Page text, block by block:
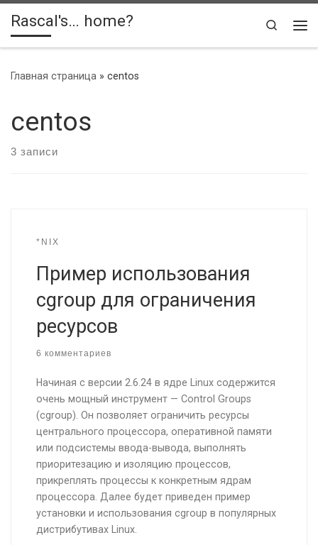
Skip to content
Rascal's… home?
Search
Главная страница » centos
centos
3 записи
*NIX
Пример использования
cgroup для ограничения
ресурсов
6 комментариев
Начиная с версии 2.6.24 в ядре Linux содержится
очень мощный инструмент — Control Groups
(cgroup). Он позволяет ограничить ресурсы
центрального процессора, оперативной памяти
или подсистемы ввода-вывода, выполнять
приоритезацию и изоляцию процессов,
прикреплять процессы к конкретным ядрам
процессора. Далее будет приведен пример
установки и использования cgroup в популярных
дистрибутивах Linux.